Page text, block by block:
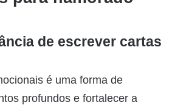
de escrever cartas
é uma forma de
profundos e fortalecer a